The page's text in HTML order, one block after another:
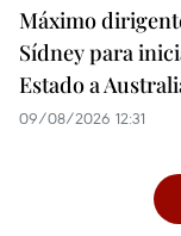
Máximo
Sídney para
Estado a
09/08/2026 12:31